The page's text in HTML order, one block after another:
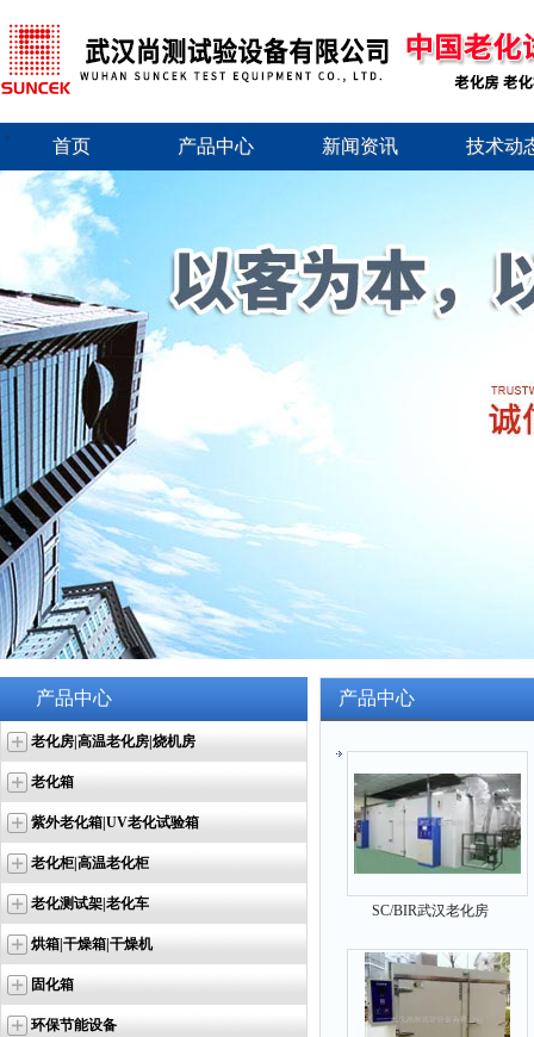
首页 产品中心 新闻资讯 技术动
产品中心
老化房|高温老化房|烧机房
老化箱
紫外老化箱|UV老化试验箱
老化柜|高温老化柜
老化测试架|老化车
烘箱|干燥箱|干燥机
固化箱
环保节能设备
产品中心
SC/BIR武汉老化房